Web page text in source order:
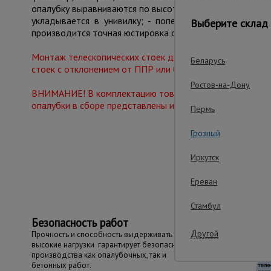
опалубку выравниваются по высоте и производится
укладывается в унивилку; - поперечная балка или
производится точная юстировка опалубочного стола;
Монтаж телескопических стоек для опалубки
стоек с отклонением от ППР или без ППР ЗАПРЕЩАЕТСЯ.
ВНИМАНИЕ! В комплектацию товара входит только
опалубки в сборе представлены исключительно для
Важные
Безопасность работ
Прочность и способность выдерживать
высокие нагрузки гарантирует безопасность
производства как опалубочных, так и
бетонных работ.
Выберите склад
Беларусь
Ростов-на-Дону
Пермь
Грозный
Иркутск
Ереван
Стамбул
Другой